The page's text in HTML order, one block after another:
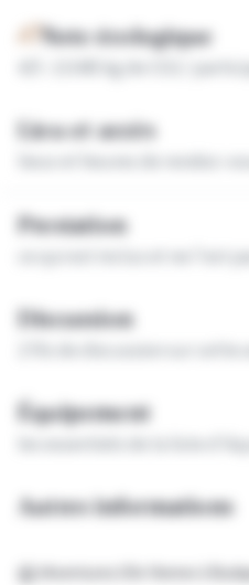
Note écologique
Lieu et accès
Prestation
Discussion
Équipement
Autres informations
De Vienne à